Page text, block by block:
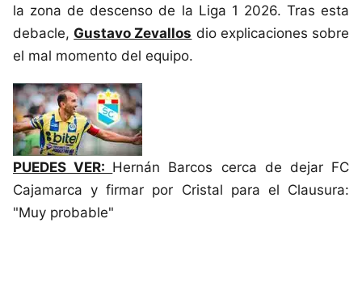
la zona de descenso de la Liga 1 2026. Tras esta
debacle, Gustavo Zevallos dio explicaciones sobre
el mal momento del equipo.
PUEDES VER: Hernán Barcos cerca de dejar FC
Cajamarca y firmar por Cristal para el Clausura:
"Muy probable"